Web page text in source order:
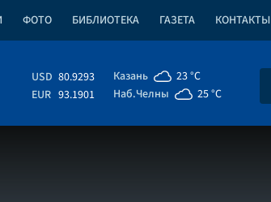
ФОТО БИБЛИОТЕКА ГАЗЕТА КОНТАКТЫ
USD 80.9293
EUR 93.1901
Казань
23 °C
Наб.Челны
25 °C